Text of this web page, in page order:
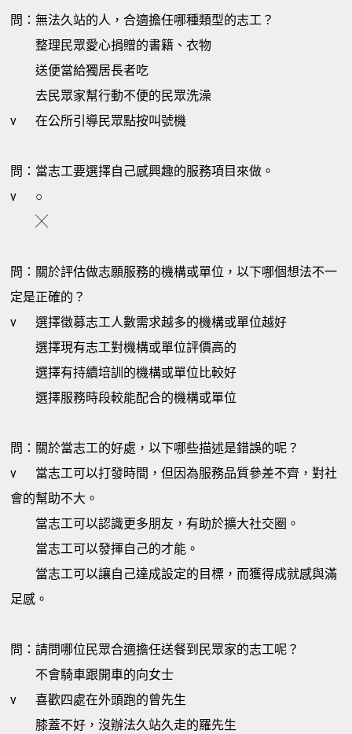
問：無法久站的人，合適擔任哪種類型的志工？
整理民眾愛心捐贈的書籍、衣物
送便當給獨居長者吃
去民眾家幫行動不便的民眾洗澡
v
在公所引導民眾點按叫號機
問：當志工要選擇自己感興趣的服務項目來做。
v
○
╳
問：關於評估做志願服務的機構或單位，以下哪個想法不一
定是正確的？
v
選擇徵募志工人數需求越多的機構或單位越好
選擇現有志工對機構或單位評價高的
選擇有持續培訓的機構或單位比較好
選擇服務時段較能配合的機構或單位
問：關於當志工的好處，以下哪些描述是錯誤的呢？
v
當志工可以打發時間，但因為服務品質參差不齊，對社
會的幫助不大。
當志工可以認識更多朋友，有助於擴大社交圈。
當志工可以發揮自己的才能。
當志工可以讓自己達成設定的目標，而獲得成就感與滿
足感。
問：請問哪位民眾合適擔任送餐到民眾家的志工呢？
不會騎車跟開車的向女士
v
喜歡四處在外頭跑的曾先生
膝蓋不好，沒辦法久站久走的羅先生